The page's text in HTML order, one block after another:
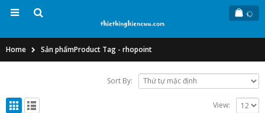
Home Sản phẩmProduct Tag - rhopoint
Sort By:
View: